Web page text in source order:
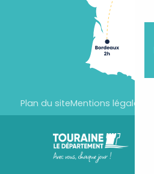
Plan du siteMentions légales